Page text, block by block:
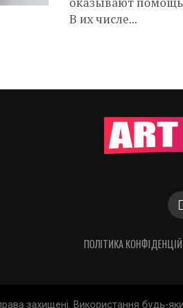
В их числе...
ПОЛІТИКА
захищені. Використання будь-